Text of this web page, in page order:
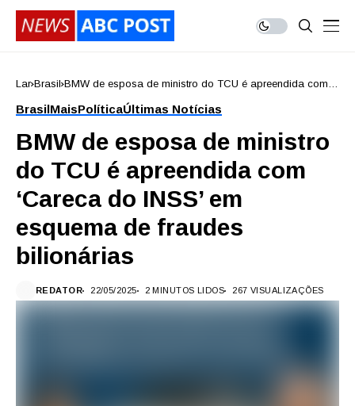
Lar Brasil BMW de esposa de ministro do TCU é apreendida com
BrasilMaisPolíticaÚltimas Notícias
BMW de esposa de ministro
do TCU é apreendida com
‘Careca do INSS’ em
esquema de fraudes
bilionárias
REDATOR 22/05/2025 2 MINUTOS LIDOS 267 VISUALIZAÇÕES